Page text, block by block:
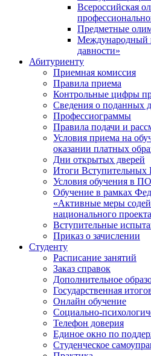
Всероссийская
Предметные
Международный
давности»
Абитуриенту
Приемная комиссия
Правила приема
Контрольные цифры
Сведения о поданных
Профессиограммы
Правила подачи и
Условия приема на
оказании платных
Дни открытых дверей
Итоги Вступительных
Условия обучения в
Обучение в рамках
«Активные меры
национального
Вступительные
Приказ о зачислении
Студенту
Расписание занятий
Заказ справок
Дополнительное
Государственная
Онлайн обучение
Социально-
Телефон доверия
Единое окно по
Студенческое